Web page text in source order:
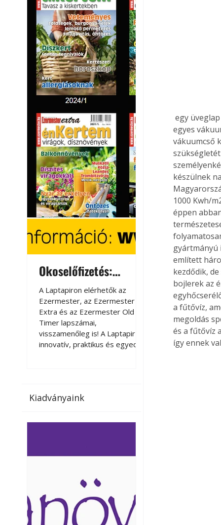
Okoselőfizetés:
Ezermester Extra
A Laptapiron elérhetők az
Ezermester, az Ezermester
Extra és az Ezermester Old
Timer lapszámai,
visszamenőleg is! A Laptapir új,
innovatív, praktikus és egyedi
az otthonában, útközben vagy
elérhetők lapszámaink. Bárhol,
Okoselőfizetés
A Laptapiron
Ezermester, az
Extra és az
Timer lapszámai,
visszamenőleg is! A
innovatív, praktikus
Kiadványaink
egy üveglap alatt a kollektorcsőben közvetlenül a felmelegítendő víz kering.) Minden
egyes
vákuumcső
készülnek
1000 Kwh/
éppen
gyártmányú
említett
kezdődik,
bojlerek az
a fűtővíz,
megoldás
és a fűtővíz
így ennek